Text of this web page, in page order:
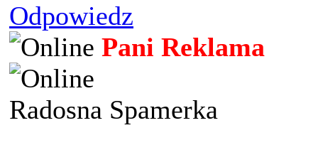
Odpowiedz
Pani Reklama
Radosna Spamerka